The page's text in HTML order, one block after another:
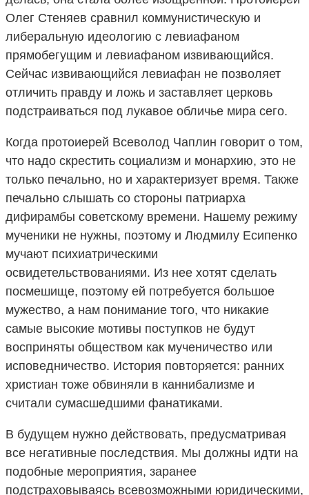
Олег Стеняев сравнил коммунистическую и
либеральную идеологию с левиафаном
прямобегущим и левиафаном извивающийся.
Сейчас извивающийся левиафан не позволяет
отличить правду и ложь и заставляет церковь
подстраиваться под лукавое обличье мира сего.
Когда протоиерей Всеволод Чаплин говорит о том,
что надо скрестить социализм и монархию, это не
только печально, но и характеризует время. Также
печально слышать со стороны патриарха
дифирамбы советскому времени. Нашему режиму
мученики не нужны, поэтому и Людмилу Есипенко
мучают психиатрическими
освидетельствованиями. Из нее хотят сделать
посмешище, поэтому ей потребуется большое
мужество, а нам понимание того, что никакие
самые высокие мотивы поступков не будут
восприняты обществом как мученичество или
исповедничество. История повторяется: ранних
христиан тоже обвиняли в каннибализме и
считали сумасшедшими фанатиками.
В будущем нужно действовать, предусматривая
все негативные последствия. Мы должны идти на
подобные мероприятия, заранее
подстраховываясь всевозможными юридическими,